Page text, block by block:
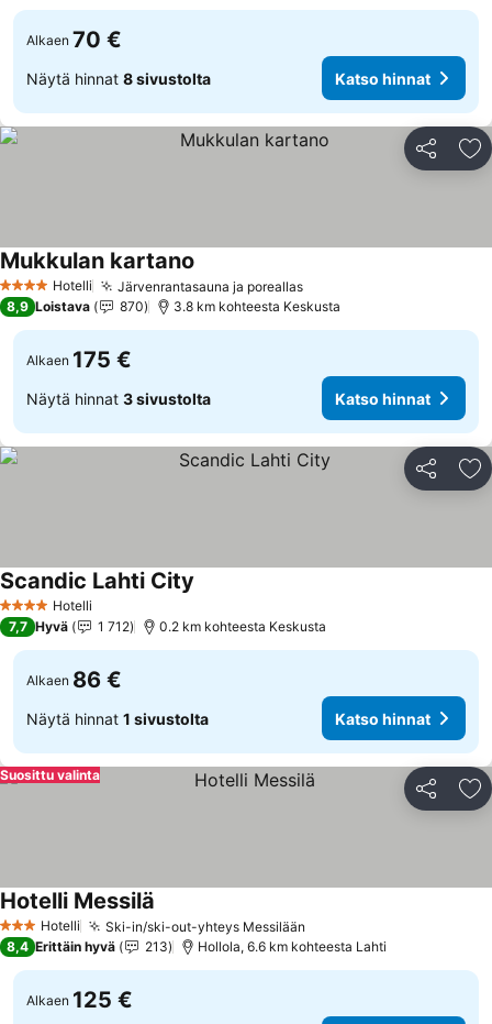
Alkaen 70 €
Näytä hinnat 8 sivustolta Katso hinnat
Jaa
4 Tähtiluokitus
Hotelli Järvenrantasauna ja poreallasKatso hinnat
Mukkulan kartano
8,9 Loistava 870 3.8 km kohteesta Keskusta
Alkaen 175 €
Näytä hinnat 3 sivustolta Katso hinnat
Jaa
4 Tähtiluokitus
Hotelli
Scandic Lahti City
7,7 Hyvä 1 712 0.2 km kohteesta Keskusta
Alkaen 86 €
Näytä hinnat 1 sivustolta Katso hinnat
Jaa
Suosittu valinta
3 Tähtiluokitus
Hotelli Ski-in/ski-out-yhteys Messilään
Hotelli Messilä
8,4 Erittäin hyvä 213 Hollola, 6.6 km kohteesta Lahti
Alkaen 125 €